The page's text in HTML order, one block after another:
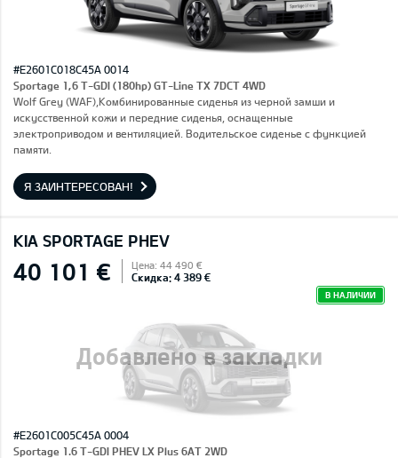
#E2601C018C45A 0014
Sportage 1,6 T-GDI (180hp) GT-Line TX 7DCT 4WD
Wolf Grey (WAF),Комбинированные сиденья из черной замши и
искусственной кожи и передние сиденья, оснащенные
электроприводом и вентиляцией. Водительское сиденье с функцией
памяти.
Я ЗАИНТЕРЕСОВАН!
KIA SPORTAGE PHEV
Добавлено в закладки
40 101 € Цена: 44 490 €
Скидка: 4 389 €
В НАЛИЧИИ
#E2601C005C45A 0004
Sportage 1.6 T-GDI PHEV LX Plus 6AT 2WD